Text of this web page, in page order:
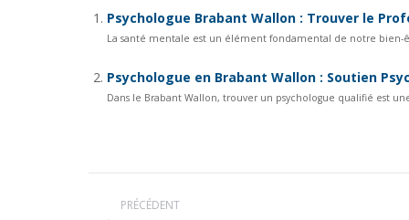
Psychologue Brabant Wallon : Trouver le
La santé mentale est un élément fondamental de notre bien-
Psychologue en Brabant Wallon : Soutien
Dans le Brabant Wallon, trouver un psychologue qualifié est
articlePRÉCÉDENT